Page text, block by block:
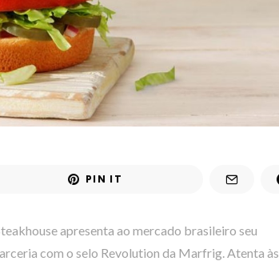
PIN IT
apresenta ao mercado brasileiro seu
com o selo Revolution da Marfrig. Atenta às